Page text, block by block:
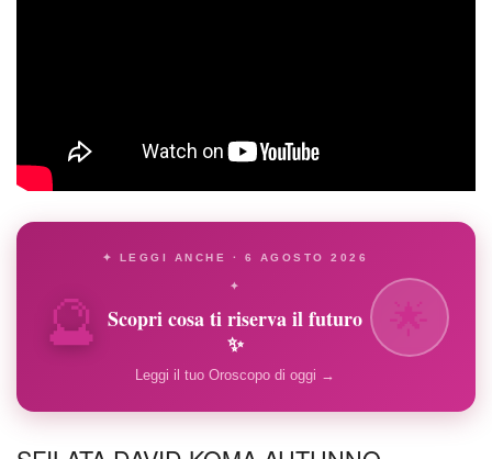
🔮
✦ LEGGI ANCHE · 6 AGOSTO 2026
✦
Scopri cosa ti riserva il futuro
✨
Leggi il tuo Oroscopo di oggi →